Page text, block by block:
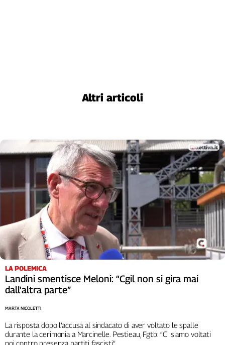
It
Inserti
Idea
Diffusa
InFlai
Le
trasmissioni
Work
in
Progress
Altri articoli
LA POLEMICA
Landini smentisce Meloni: “Cgil non si gira mai
dall'altra parte”
La risposta dopo l’accusa al sindacato di aver voltato le spalle
durante la cerimonia a Marcinelle. Pestieau, Fgtb: “Ci siamo voltati
noi contro presenza partiti fascisti”
MARTA NICOLETTI